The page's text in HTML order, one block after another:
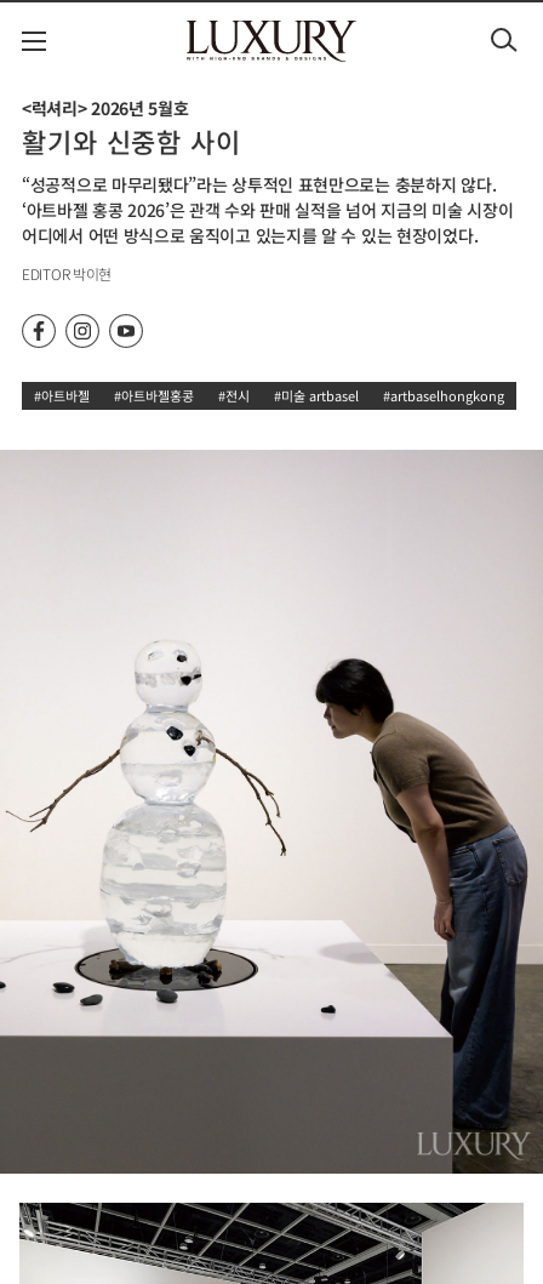
<럭셔리> 2026년 5월호
활기와 신중함 사이
“성공적으로 마무리됐다”라는 상투적인 표현만으로는 충분하지 않다.
‘아트바젤 홍콩 2026’은 관객 수와 판매 실적을 넘어 지금의 미술 시장이
어디에서 어떤 방식으로 움직이고 있는지를 알 수 있는 현장이었다.
EDITOR 박이현
#아트바젤 #아트바젤홍콩 #전시 #미술 artbasel #artbaselhongkong